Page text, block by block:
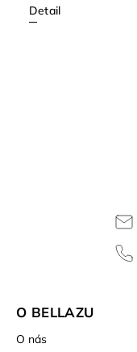
Detail
O BELLAZU
O nás